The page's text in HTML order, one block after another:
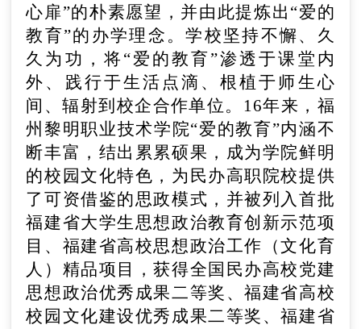
心扉”的朴素愿望，并由此提炼出“爱的
教育”的办学理念。学校坚持不懈、久
久为功，将“爱的教育”渗透于课堂内
外、践行于生活点滴、根植于师生心
间、辐射到校企合作单位。16年来，福
州黎明职业技术学院“爱的教育”内涵不
断丰富，结出累累硕果，成为学院鲜明
的校园文化特色，为民办高职院校提供
了可资借鉴的思政模式，并被列入首批
福建省大学生思想政治教育创新示范项
目、福建省高校思想政治工作（文化育
人）精品项目，获得全国民办高校党建
思想政治优秀成果二等奖、福建省高校
校园文化建设优秀成果二等奖、福建省